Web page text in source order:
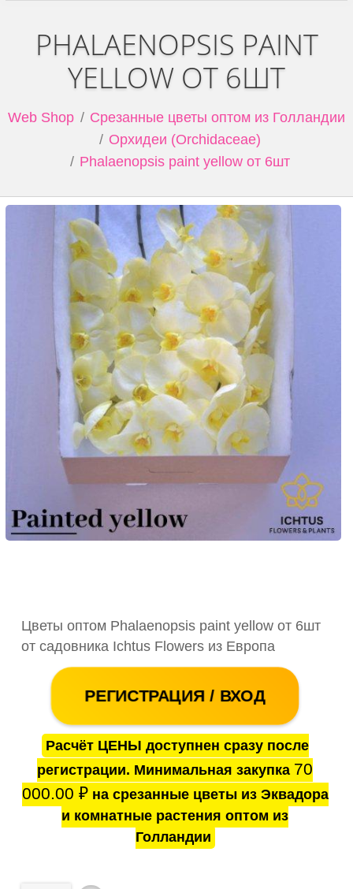
PHALAENOPSIS PAINT
YELLOW ОТ 6ШТ
Web Shop
Срезанные цветы оптом из Голландии
Орхидеи (Orchidaceae)
Phalaenopsis paint yellow от 6шт
Цветы оптом Phalaenopsis paint yellow от 6шт
от садовника Ichtus Flowers из Европа
РЕГИСТРАЦИЯ / ВХОД
Расчёт ЦЕНЫ доступнен сразу после
регистрации. Минимальная закупка 70
000.00 ₽на срезанные цветы из Эквадора
и комнатные растения оптом из
Голландии